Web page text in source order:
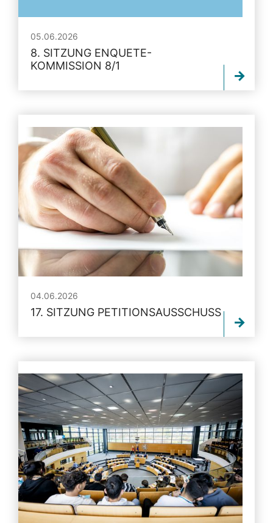
05.06.2026
8. SITZUNG ENQUETE-
KOMMISSION 8/1
04.06.2026
17. SITZUNG PETITIONSAUSSCHUSS